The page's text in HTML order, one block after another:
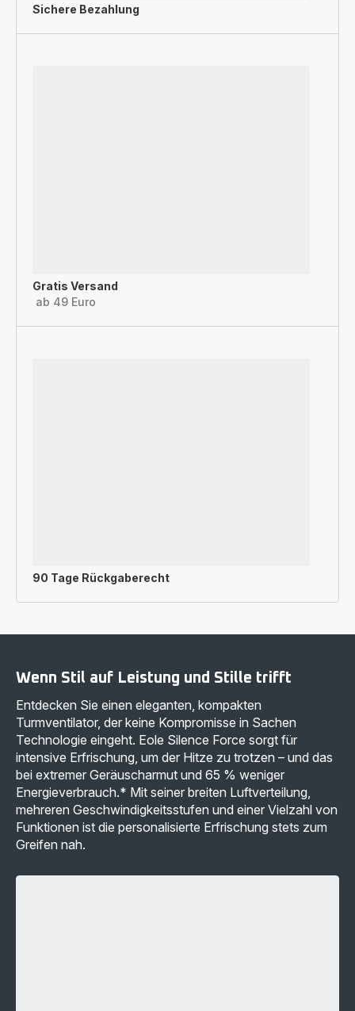
Sichere Bezahlung
Gratis Versand
ab 49 Euro
90 Tage Rückgaberecht
Wenn Stil auf Leistung und Stille trifft
Entdecken Sie einen eleganten, kompakten
Turmventilator, der keine Kompromisse in Sachen
Technologie eingeht. Eole Silence Force sorgt für
intensive Erfrischung, um der Hitze zu trotzen – und das
bei extremer Geräuscharmut und 65 % weniger
Energieverbrauch.* Mit seiner breiten Luftverteilung,
mehreren Geschwindigkeitsstufen und einer Vielzahl von
Funktionen ist die personalisierte Erfrischung stets zum
Greifen nah.